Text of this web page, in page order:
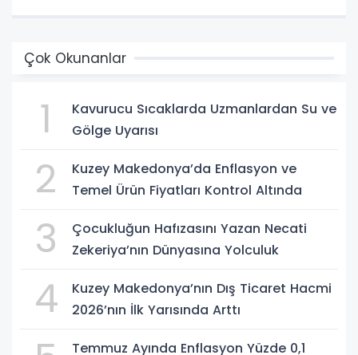
Çok Okunanlar
1
Kavurucu Sıcaklarda Uzmanlardan Su ve
Gölge Uyarısı
2
Kuzey Makedonya’da Enflasyon ve
Temel Ürün Fiyatları Kontrol Altında
3
Çocukluğun Hafızasını Yazan Necati
Zekeriya’nın Dünyasına Yolculuk
4
Kuzey Makedonya’nın Dış Ticaret Hacmi
2026’nın İlk Yarısında Arttı
Temmuz Ayında Enflasyon Yüzde 0,1